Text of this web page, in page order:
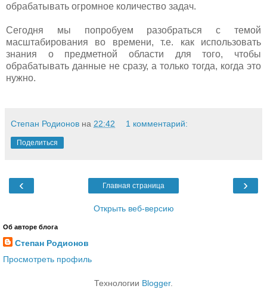
обрабатывать огромное количество задач.
Сегодня мы попробуем разобраться с темой
масштабирования во времени, т.е. как использовать
знания о предметной области для того, чтобы
обрабатывать данные не сразу, а только тогда, когда это
нужно.
Степан Родионов на 22:42 1 комментарий:
Поделиться
‹ ›
Главная страница
Открыть веб-версию
Об авторе блога
Степан Родионов
Просмотреть профиль
Технологии Blogger.